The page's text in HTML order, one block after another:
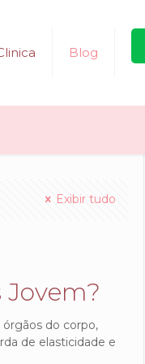
Blog
Exibir tudo
do corpo,
de elasticidade e